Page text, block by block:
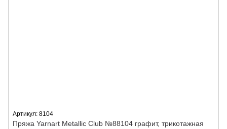
Артикул: 8104
Пряжа Yarnart Metallic Club №88104 графит, трикотажная